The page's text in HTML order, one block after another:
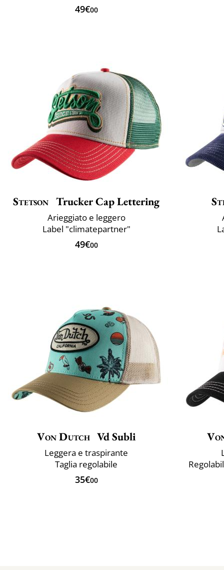
49€00
Stetson Trucker Cap Lettering
Arieggiato e leggero
Label "climatepartner"
49€00
Von Dutch Vd Subli
Leggera e traspirante
Taglia regolabile
35€00